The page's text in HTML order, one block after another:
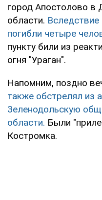
город Апостолово в
области.
погибли четыре
пункту били из
огня "Ураган".
Напомним, поздно
также обстрелял из
Зеленодольскую
области. Были
Костромка.